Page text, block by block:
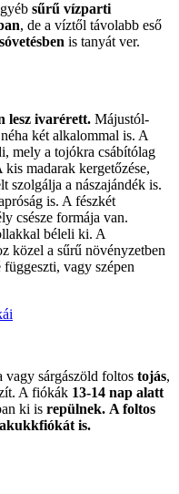
sűrű vízparti
, de a víztől távolabb eső
is tanyát ver.
lesz ivarérett. Májustól-
két alkalommal is. A
mely a tojókra csábítólag
madarak kergetőzése,
szolgálja a nászajándék is.
is. A fészkét
csésze formája van.
béleli ki. A
közel a sűrű növényzetben
vagy szépen
vagy sárgászöld foltos tojás,
A fiókák 13-14 nap alatt
ki is repülnek. A foltos
is.